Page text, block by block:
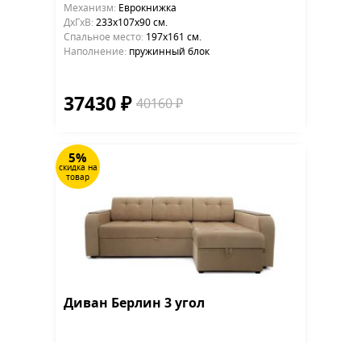
Механизм: Еврокнижка
ДхГхВ: 233х107x90 см.
Cпальное место: 197х161 см.
Наполнение: пружинный блок
37430 ₽ 40160 ₽
5%
скидка на
товар
Диван Берлин 3 угол